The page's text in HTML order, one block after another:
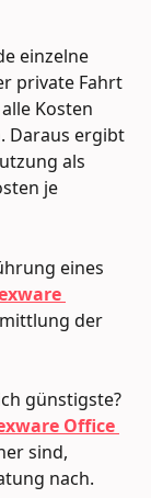
einzelne
private Fahrt
Kosten
Daraus ergibt
als
je
eines
der
günstigste?
Office
sind,
nach.